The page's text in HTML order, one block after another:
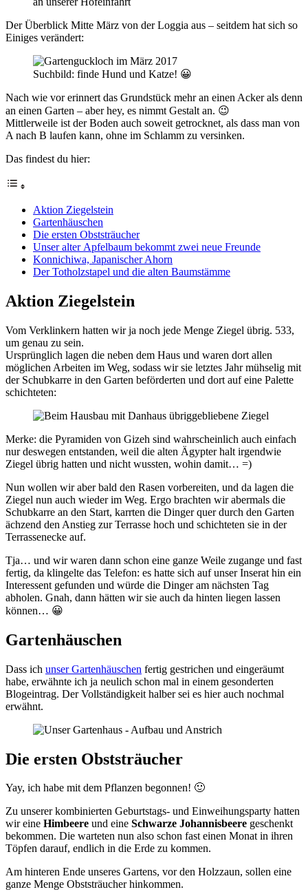
Der Überblick Mitte März von der Loggia aus – seitdem hat sich so
Einiges verändert:
Suchbild: finde Hund und Katze! 😀
Nach wie vor erinnert das Grundstück mehr an einen Acker als denn
an einen Garten – aber hey, es nimmt Gestalt an. 😉
Mittlerweile ist der Boden auch soweit getrocknet, als dass man von
A nach B laufen kann, ohne im Schlamm zu versinken.
Das findest du hier:
Aktion Ziegelstein
Gartenhäuschen
Die ersten Obststräucher
Unser alter Apfelbaum bekommt zwei neue Freunde
Konnichiwa, Japanischer Ahorn
Der Totholzstapel und die alten Baumstämme
Aktion Ziegelstein
Vom Verklinkern hatten wir ja noch jede Menge Ziegel übrig. 533,
um genau zu sein.
Ursprünglich lagen die neben dem Haus und waren dort allen
möglichen Arbeiten im Weg, sodass wir sie letztes Jahr mühselig mit
der Schubkarre in den Garten beförderten und dort auf eine Palette
schichteten:
Merke: die Pyramiden von Gizeh sind wahrscheinlich auch einfach
nur deswegen entstanden, weil die alten Ägypter halt irgendwie
Ziegel übrig hatten und nicht wussten, wohin damit… =)
Nun wollen wir aber bald den Rasen vorbereiten, und da lagen die
Ziegel nun auch wieder im Weg. Ergo brachten wir abermals die
Schubkarre an den Start, karrten die Dinger quer durch den Garten
ächzend den Anstieg zur Terrasse hoch und schichteten sie in der
Terrassenecke auf.
Tja… und wir waren dann schon eine ganze Weile zugange und fast
fertig, da klingelte das Telefon: es hatte sich auf unser Inserat hin ein
Interessent gefunden und würde die Dinger am nächsten Tag
abholen. Gnah, dann hätten wir sie auch da hinten liegen lassen
können… 😀
Gartenhäuschen
Dass ich unser Gartenhäuschen fertig gestrichen und eingeräumt
habe, erwähnte ich ja neulich schon mal in einem gesonderten
Blogeintrag. Der Vollständigkeit halber sei es hier auch nochmal
erwähnt.
Die ersten Obststräucher
Yay, ich habe mit dem Pflanzen begonnen! 🙂
Zu unserer kombinierten Geburtstags- und Einweihungsparty hatten
wir eine Himbeere und eine Schwarze Johannisbeere geschenkt
bekommen. Die warteten nun also schon fast einen Monat in ihren
Töpfen darauf, endlich in die Erde zu kommen.
Am hinteren Ende unseres Gartens, vor den Holzzaun, sollen eine
ganze Menge Obststräucher hinkommen.